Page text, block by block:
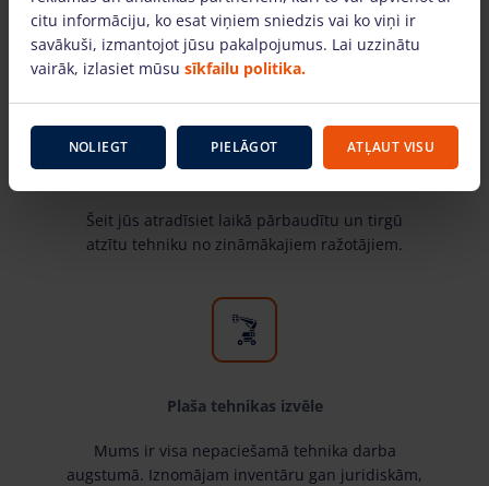
visā Latvijā.
Tikai labi zināmu ražotāju tehnika
Šeit jūs atradīsiet laikā pārbaudītu un tirgū
atzītu tehniku no zināmākajiem ražotājiem.
Plaša tehnikas izvēle
Mums ir visa nepaciešamā tehnika darba
augstumā. Iznomājam inventāru gan juridiskām,
citu informāciju, ko esat viņiem sniedzis vai ko viņi ir
savākuši, izmantojot jūsu pakalpojumus. Lai uzzinātu
vairāk, izlasiet mūsu sīkfailu politika.
NOLIEGT PIELĀGOT ATĻAUT VISU